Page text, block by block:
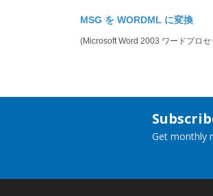
MSG を WORDML に変換
(Microsoft Word 2003 ワードプロ
Get monthly